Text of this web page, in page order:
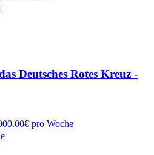
Deutsches Rotes Kreuz -
pro Woche